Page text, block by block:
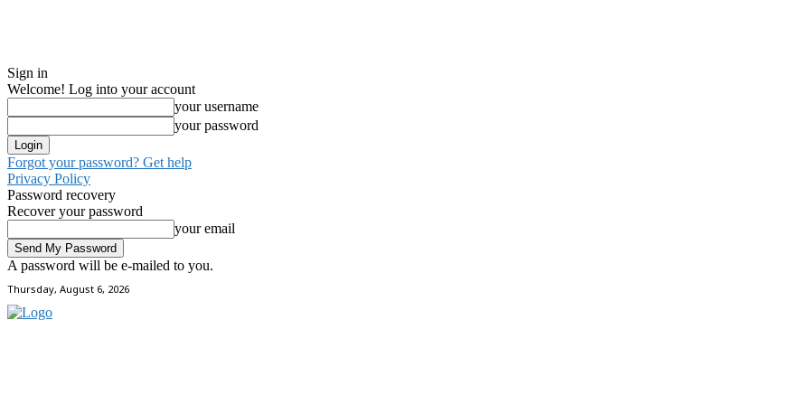
Sign in
Welcome! Log into your account
your username
your password
Forgot your password? Get help
Privacy Policy
Password recovery
Recover your password
your email
A password will be e-mailed to you.
Thursday, August 6, 2026